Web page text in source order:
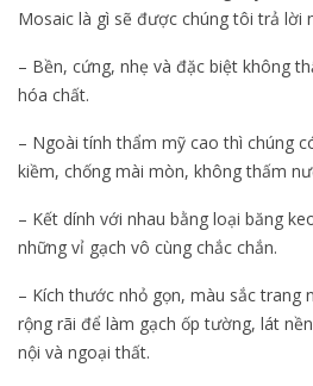
Mosaic là gì sẽ được chúng tôi trả lời
– Bền, cứng, nhẹ và đặc biệt không
hóa chất.
– Ngoài tính thẩm mỹ cao thì chúng
kiềm, chống mài mòn, không thấm
– Kết dính với nhau bằng loại băng
những vỉ gạch vô cùng chắc chắn.
– Kích thước nhỏ gọn, màu sắc trang
rộng rãi để làm gạch ốp tường, lát
nội và ngoại thất.